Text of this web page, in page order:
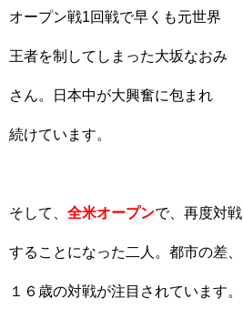
オープン戦1回戦で早くも元世界
王者を制してしまった大坂なおみ
さん。日本中が大興奮に包まれ
続けています。
そして、 全米オープンで、再度対戦
することになった二人。都市の差、
１６歳の対戦が注目されています。